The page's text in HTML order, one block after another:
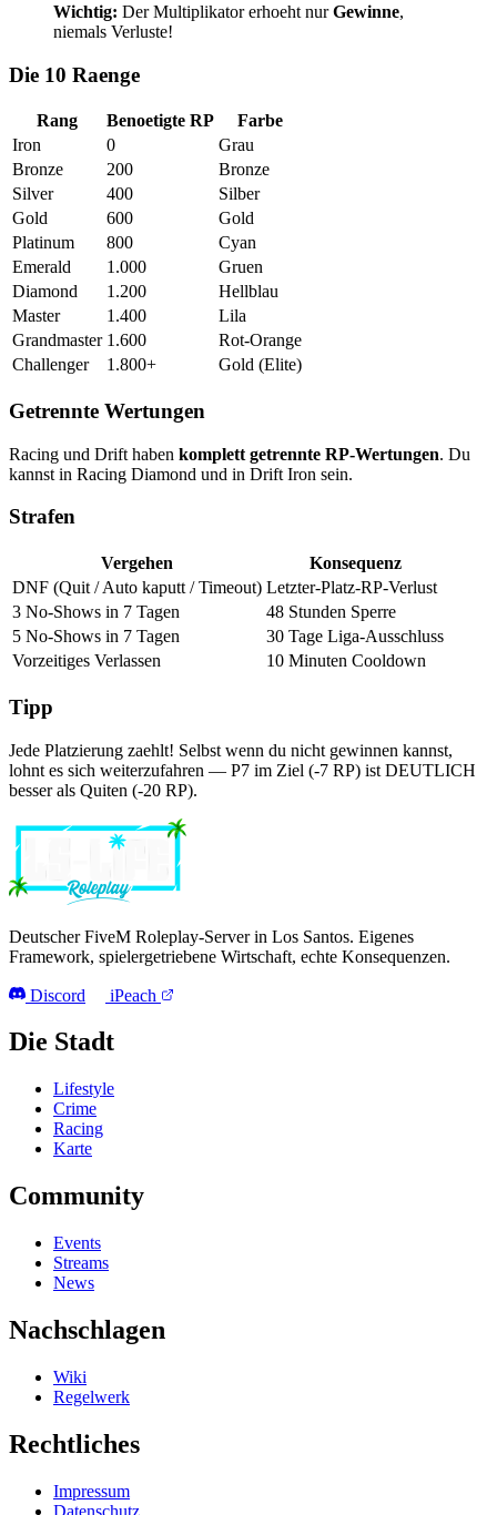
Wichtig: Der Multiplikator erhoeht nurGewinne,
niemals Verluste!
Die 10 Raenge
Rang Benoetigte RP
Farbe
Iron
0
Grau
Bronze
200
Bronze
Silver
400
Silber
Gold
600
Gold
Platinum
800
Cyan
Emerald
1.000
Gruen
Diamond
1.200
Hellblau
Master
1.400
Lila
Grandmaster 1.600
Rot-Orange
Challenger
1.800+ Gold (Elite)
Getrennte Wertungen
Racing und Drift haben komplett getrennte RP-Wertungen. Du
kannst in Racing Diamond und in Drift Iron sein.
Strafen
Vergehen
Konsequenz
DNF (Quit / Auto kaputt / Timeout) Letzter-Platz-RP-Verlust
3 No-Shows in 7 Tagen
48 Stunden Sperre
5 No-Shows in 7 Tagen
30 Tage Liga-Ausschluss
Vorzeitiges Verlassen
10 Minuten Cooldown
Tipp
Jede Platzierung zaehlt! Selbst wenn du nicht gewinnen kannst,
lohnt es sich weiterzufahren — P7 im Ziel (-7 RP) ist DEUTLICH
besser als Quiten (-20 RP).
Deutscher FiveM Roleplay-Server in Los Santos. Eigenes
Framework, spielergetriebene Wirtschaft, echte Konsequenzen.
Discord iPeach
Die Stadt
Lifestyle
Crime
Racing
Karte
Community
Events
Streams
News
Nachschlagen
Wiki
Regelwerk
Rechtliches
Impressum
Datenschutz